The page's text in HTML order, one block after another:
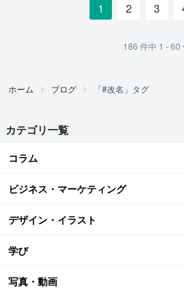
1 2 3
186 件中 1 - 60
ホーム ブログ 「#改名」タグ
カテゴリ一覧
コラム
ビジネス・マーケティング
デザイン・イラスト
学び
写真・動画